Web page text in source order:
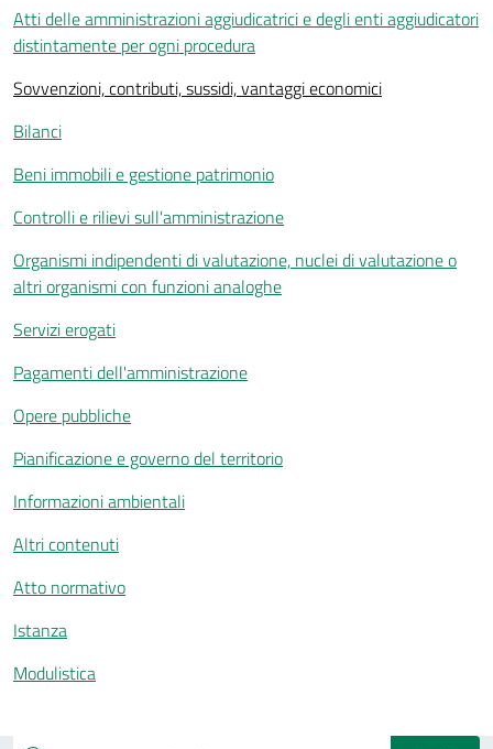
Atti delle amministrazioni aggiudicatrici e degli enti aggiudicatori
distintamente per ogni procedura
Sovvenzioni, contributi, sussidi, vantaggi economici
Bilanci
Beni immobili e gestione patrimonio
Controlli e rilievi sull'amministrazione
Organismi indipendenti di valutazione, nuclei di valutazione o
altri organismi con funzioni analoghe
Servizi erogati
Pagamenti dell'amministrazione
Opere pubbliche
Pianificazione e governo del territorio
Informazioni ambientali
Altri contenuti
Atto normativo
Istanza
Modulistica